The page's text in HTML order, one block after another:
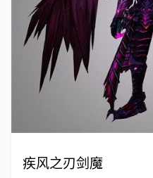
疾风之刃剑魔